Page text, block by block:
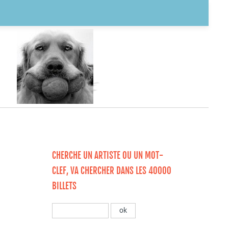
CHERCHE UN ARTISTE OU UN MOT-
CLEF, VA CHERCHER DANS LES 40000
BILLETS